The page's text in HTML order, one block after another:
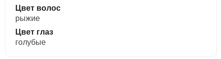
Цвет волос
рыжие
Цвет глаз
голубые